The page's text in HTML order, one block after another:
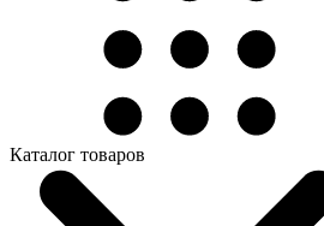
Каталог товаров